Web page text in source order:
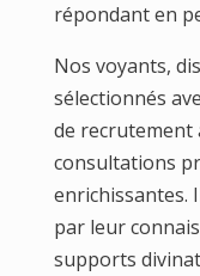
répondant en
Nos voyants,
sélectionnés
de
consultations
enrichissantes.
par leur
supports